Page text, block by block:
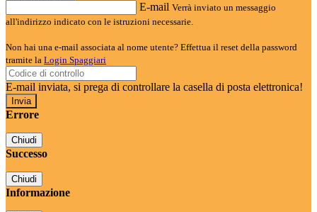
E-mail Verrà inviato un messaggio
all'indirizzo indicato con le istruzioni necessarie.
Non hai una e-mail associata al nome utente? Effettua il reset della password
tramite la Login Spaggiari
E-mail inviata, si prega di controllare la casella di posta elettronica!
Errore
Chiudi
Successo
Chiudi
Informazione